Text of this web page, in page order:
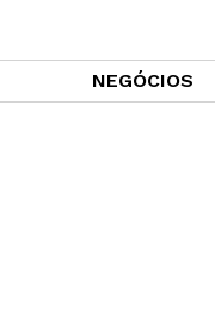
NEGÓCIOS